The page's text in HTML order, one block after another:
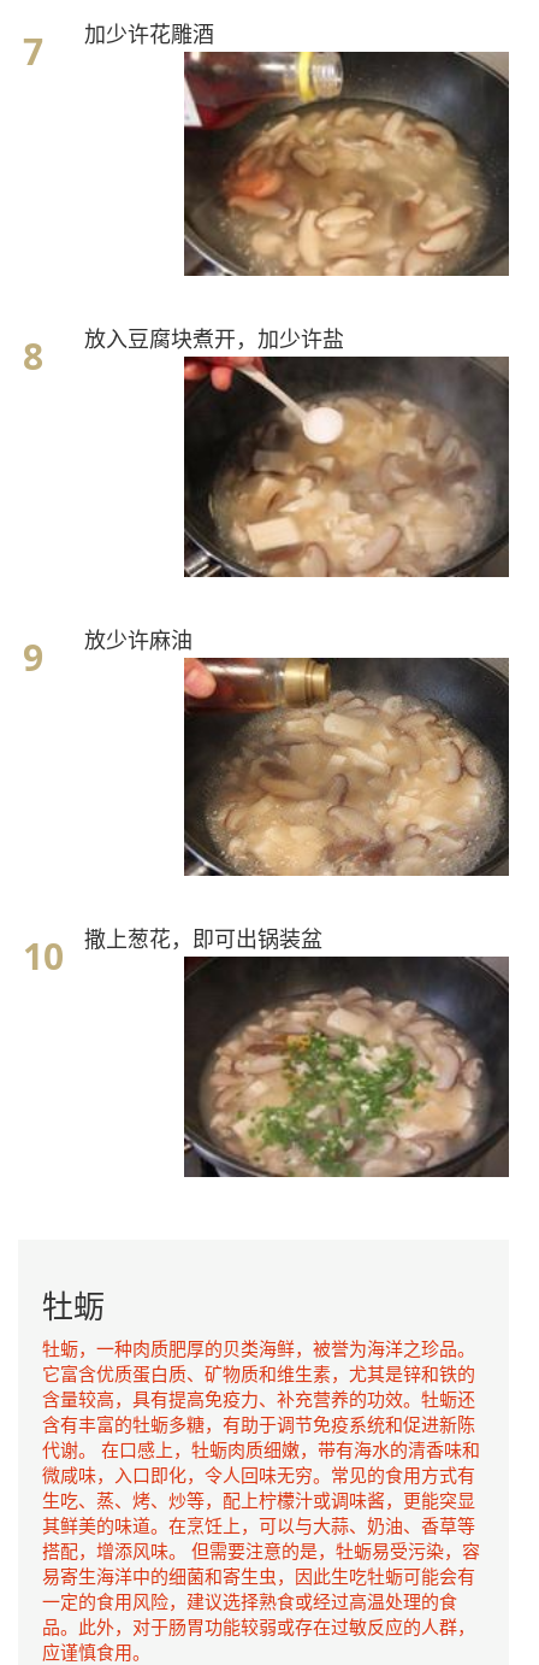
加少许花雕酒
放入豆腐块煮开，加少许盐
放少许麻油
撒上葱花，即可出锅装盆
牡蛎
牡蛎，一种肉质肥厚的贝类海鲜，被誉为海洋之珍品。
它富含优质蛋白质、矿物质和维生素，尤其是锌和铁的
含量较高，具有提高免疫力、补充营养的功效。牡蛎还
含有丰富的牡蛎多糖，有助于调节免疫系统和促进新陈
代谢。 在口感上，牡蛎肉质细嫩，带有海水的清香味和
微咸味，入口即化，令人回味无穷。常见的食用方式有
生吃、蒸、烤、炒等，配上柠檬汁或调味酱，更能突显
其鲜美的味道。在烹饪上，可以与大蒜、奶油、香草等
搭配，增添风味。 但需要注意的是，牡蛎易受污染，容
易寄生海洋中的细菌和寄生虫，因此生吃牡蛎可能会有
一定的食用风险，建议选择熟食或经过高温处理的食
品。此外，对于肠胃功能较弱或存在过敏反应的人群，
应谨慎食用。